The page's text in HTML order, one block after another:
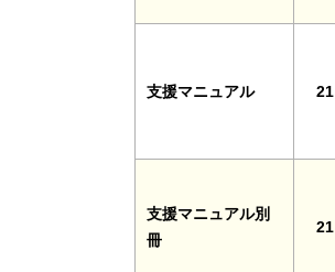
支援マニュアル 21
支援マニュアル別
冊
21